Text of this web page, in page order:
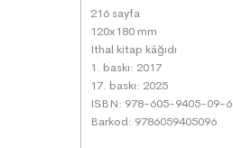
216 sayfa
120x180 mm
İthal kitap kâğıdı
1. baskı: 2017
17. baskı: 2025
ISBN: 978-605-9405-09-6
Barkod: 9786059405096